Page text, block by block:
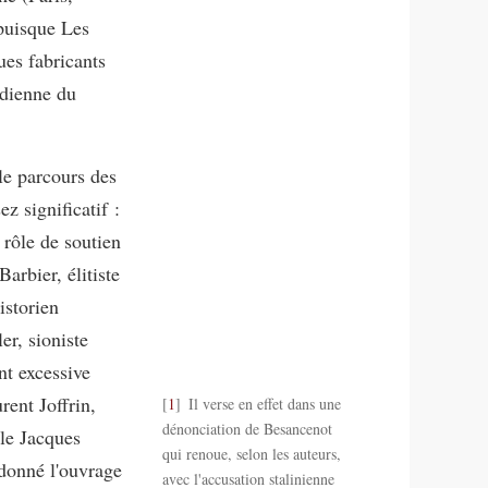
Les
fabricants
du
parcours des
significatif :
de soutien
élitiste
sioniste
excessive
Joffrin,
Jacques
l'ouvrage
1
Il verse en effet dans une
dénonciation de Besancenot
qui renoue, selon les auteurs,
avec l'accusation stalinienne